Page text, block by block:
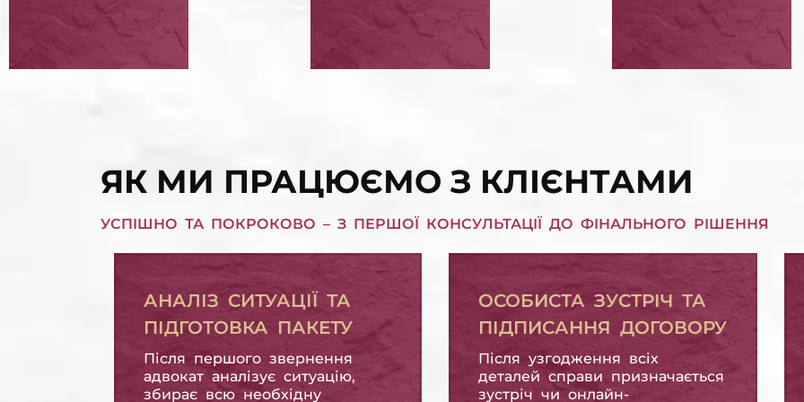
ЗАСТАВУ
ЯК МИ ПРАЦЮЄМО З КЛІЄНТАМИ
УСПІШНО ТА ПОКРОКОВО – З ПЕРШОЇ КОНСУЛЬТАЦІЇ ДО ФІНАЛЬНОГО РІШЕННЯ
АНАЛІЗ СИТУАЦІЇ ТА
ПІДГОТОВКА ПАКЕТУ
Після першого звернення
адвокат аналізує ситуацію,
збирає всю необхідну
ОСОБИСТА ЗУСТРІЧ ТА
ПІДПИСАННЯ ДОГОВОРУ
Після узгодження всіх
деталей справи призначається
зустріч чи онлайн-